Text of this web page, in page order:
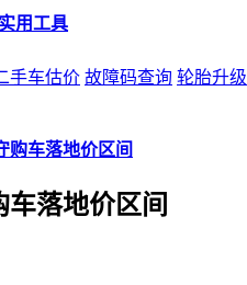
手车估价 故障码查询 轮胎升级
购车落地价区间
落地价区间